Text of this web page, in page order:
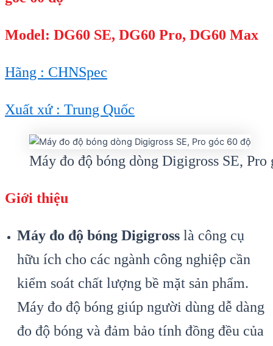
Model: DG60 SE, DG60 Pro, DG60 Max
Hãng : CHNSpec
Xuất xứ : Trung Quốc
Máy đo độ bóng dòng Digigross SE, Pro
Giới thiệu
Máy đo độ bóng Digigross là công cụ
hữu ích cho các ngành công nghiệp cần
kiểm soát chất lượng bề mặt sản phẩm.
Máy đo độ bóng giúp người dùng dễ dàng
đo độ bóng và đảm bảo tính đồng đều của